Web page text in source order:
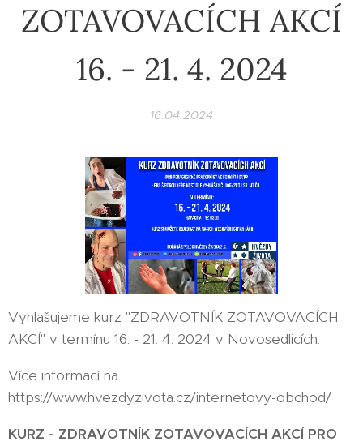
ZOTAVOVACÍCH AKCÍ
16. - 21. 4. 2024
16.04.2024
Vyhlašujeme kurz "ZDRAVOTNÍK ZOTAVOVACÍCH
AKCÍ" v termínu 16. - 21. 4. 2024 v Novosedlicích.
Více informací na
https://www.hvezdyzivota.cz/internetovy-obchod/
KURZ - ZDRAVOTNÍK ZOTAVOVACÍCH AKCÍ PRO